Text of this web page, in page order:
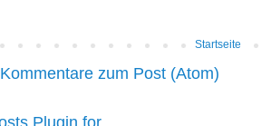
Startseite
Kommentare zum Post (Atom)